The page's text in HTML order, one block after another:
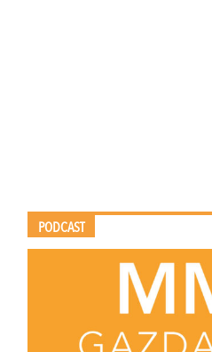
PODCAST